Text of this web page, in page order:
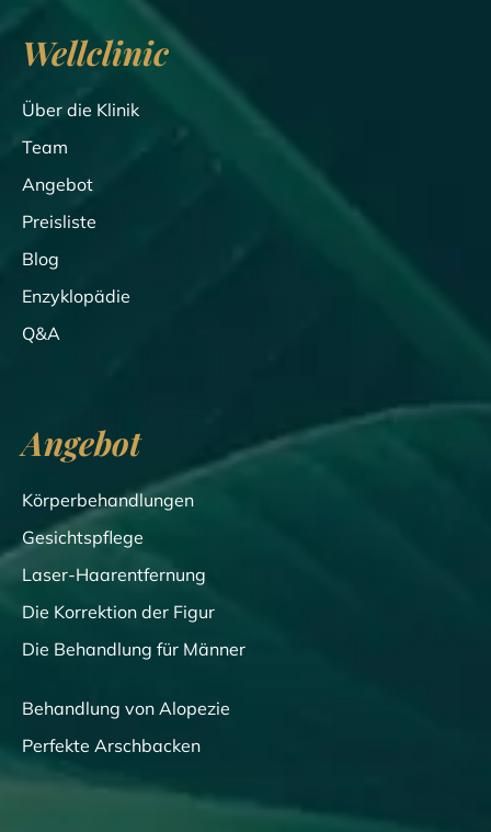
Wellclinic
Über die Klinik
Team
Angebot
Preisliste
Blog
Enzyklopädie
Q&A
Angebot
Körperbehandlungen
Gesichtspflege
Laser-Haarentfernung
Die Korrektion der Figur
Die Behandlung für Männer
Behandlung von Alopezie
Perfekte Arschbacken